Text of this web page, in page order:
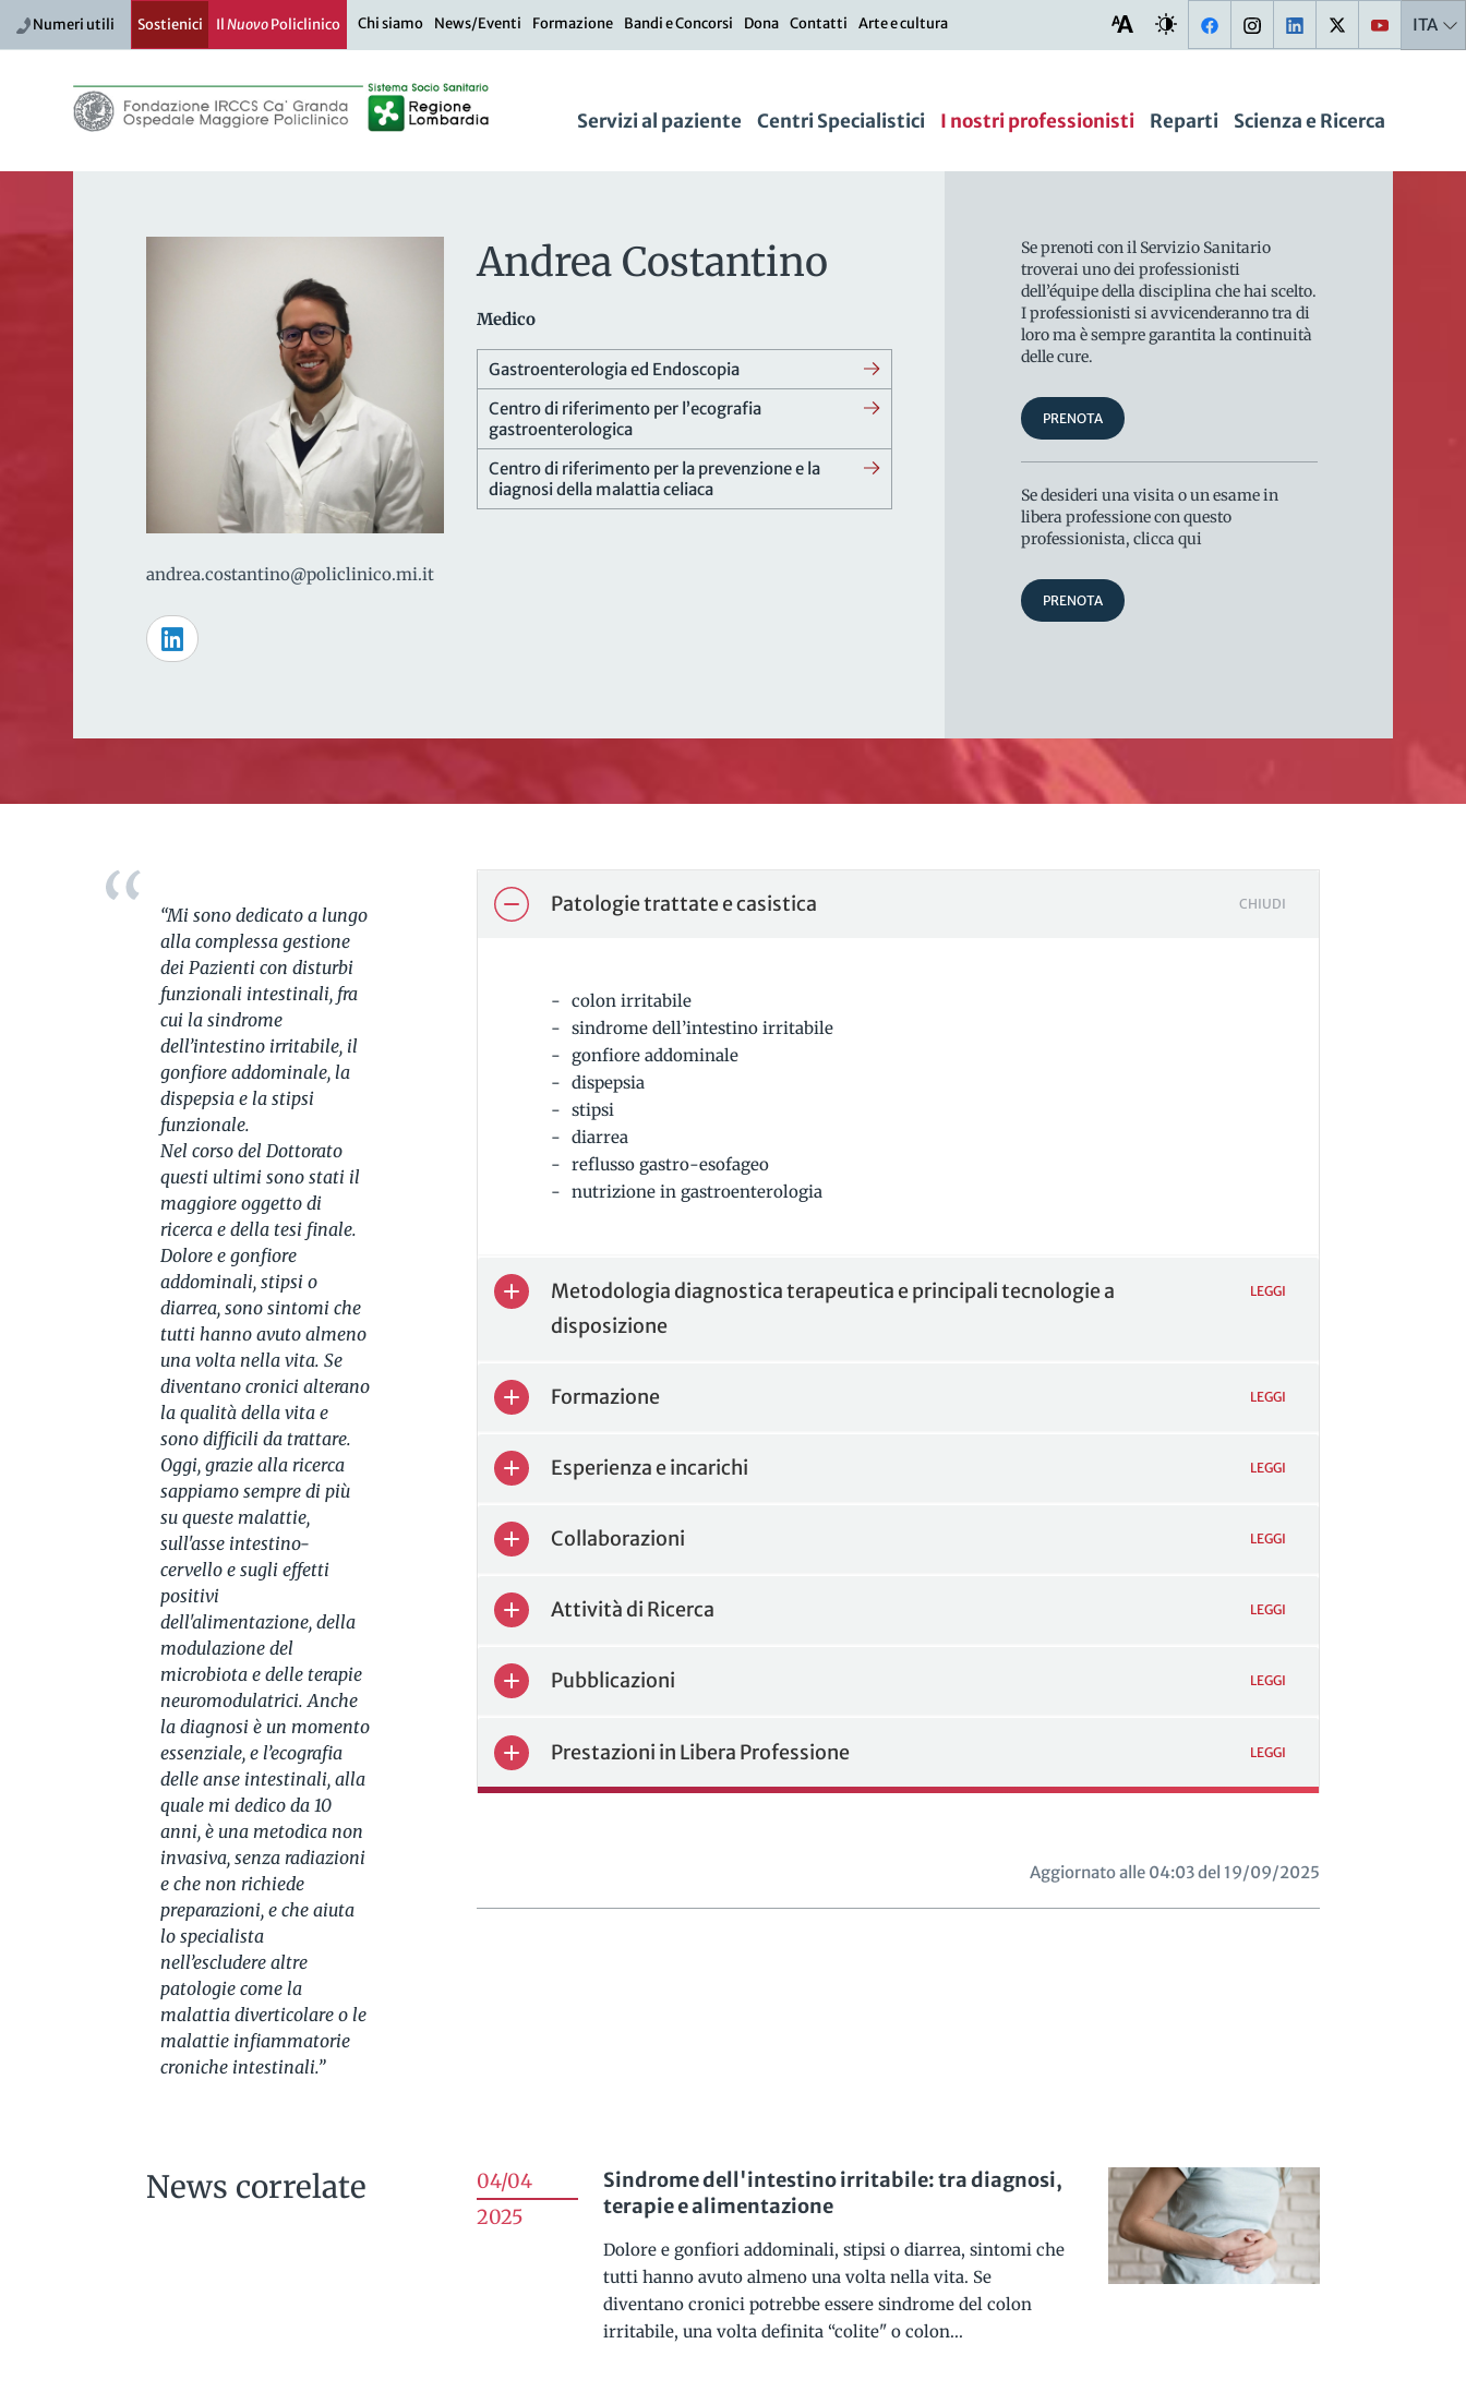
Numeri utili Sostienici IlNuovoPoliclinico Chi siamo News/Eventi Formazione Bandi e Concorsi Dona Contatti Arte e cultura ITA
Servizi al paziente Centri Specialistici I nostri professionisti Reparti Scienza e Ricerca
andrea.costantino@policlinico.mi.it
Andrea Costantino
Medico
Gastroenterologia ed Endoscopia
Centro di riferimento per l’ecografia
gastroenterologica
Centro di riferimento per la prevenzione e la
diagnosi della malattia celiaca
Se prenoti con il Servizio Sanitario
troverai uno dei professionisti
dell’équipe della disciplina che hai scelto.
I professionisti si avvicenderanno tra di
loro ma è sempre garantita la continuità
delle cure.
PRENOTA
Se desideri una visita o un esame in
libera professione con questo
professionista, clicca qui
PRENOTA
“Mi sono dedicato a lungo
alla complessa gestione
dei Pazienti con disturbi
funzionali intestinali, fra
cui la sindrome
dell’intestino irritabile, il
gonfiore addominale, la
dispepsia e la stipsi
funzionale.
Nel corso del Dottorato
questi ultimi sono stati il
maggiore oggetto di
ricerca e della tesi finale.
Dolore e gonfiore
addominali, stipsi o
diarrea, sono sintomi che
tutti hanno avuto almeno
una volta nella vita. Se
diventano cronici alterano
la qualità della vita e
sono difficili da trattare.
Oggi, grazie alla ricerca
sappiamo sempre di più
su queste malattie,
sull'asse intestino-
cervello e sugli effetti
positivi
dell'alimentazione, della
modulazione del
microbiota e delle terapie
neuromodulatrici. Anche
la diagnosi è un momento
essenziale, e l’ecografia
delle anse intestinali, alla
quale mi dedico da 10
anni, è una metodica non
invasiva, senza radiazioni
e che non richiede
preparazioni, e che aiuta
lo specialista
nell’escludere altre
patologie come la
malattia diverticolare o le
malattie infiammatorie
croniche intestinali.”
Patologie trattate e casistica CHIUDI
colon irritabile
sindrome dell’intestino irritabile
gonfiore addominale
dispepsia
stipsi
diarrea
reflusso gastro-esofageo
nutrizione in gastroenterologia
Metodologia diagnostica terapeutica e principali tecnologie a
disposizione
LEGGI
Formazione LEGGI
Esperienza e incarichi LEGGI
Collaborazioni LEGGI
Attività di Ricerca LEGGI
Pubblicazioni LEGGI
Prestazioni in Libera Professione LEGGI
Aggiornato alle 04:03 del 19/09/2025
News correlate
04/04
2025
Sindrome dell'intestino irritabile: tra diagnosi,
terapie e alimentazione
Dolore e gonfiori addominali, stipsi o diarrea, sintomi che
tutti hanno avuto almeno una volta nella vita. Se
diventano cronici potrebbe essere sindrome del colon
irritabile, una volta definita “colite" o colon...